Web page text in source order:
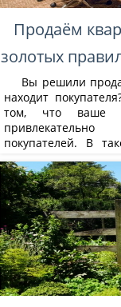
Продаём
золотых
Вы решили
находит
том, что ваше
покупателей. В
помочь
направленных на
восприятия
её стоимости и